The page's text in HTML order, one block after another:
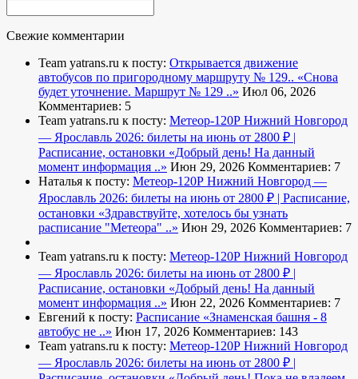
Свежие комментарии
Team yatrans.ru к посту: Открывается движение
автобусов по пригородному маршруту № 129.. «Снова
будет уточнение. Маршрут № 129 ..» Июл 06, 2026
Комментариев: 5
Team yatrans.ru к посту: Метеор-120Р Нижний Новгород
— Ярославль 2026: билеты на июнь от 2800 ₽ |
Расписание, остановки «Добрый день! На данный
момент информация ..» Июн 29, 2026 Комментариев: 7
Наталья к посту: Метеор-120Р Нижний Новгород —
Ярославль 2026: билеты на июнь от 2800 ₽ | Расписание,
остановки «Здравствуйте, хотелось бы узнать
расписание "Метеора" ..» Июн 29, 2026 Комментариев: 7
Team yatrans.ru к посту: Метеор-120Р Нижний Новгород
— Ярославль 2026: билеты на июнь от 2800 ₽ |
Расписание, остановки «Добрый день! На данный
момент информация ..» Июн 22, 2026 Комментариев: 7
Евгений к посту: Расписание «Знаменская башня - 8
автобус не ..» Июн 17, 2026 Комментариев: 143
Team yatrans.ru к посту: Метеор-120Р Нижний Новгород
— Ярославль 2026: билеты на июнь от 2800 ₽ |